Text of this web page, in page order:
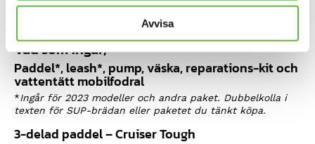
Avvisa
Vad som ingår;
Paddel*, leash*, pump, väska, reparations-kit och
vattentätt mobilfodral
*Ingår för 2023 modeller och andra paket. Dubbelkolla i
texten för SUP-brädan eller paketet du tänkt köpa.
3-delad paddel – Cruiser Tough